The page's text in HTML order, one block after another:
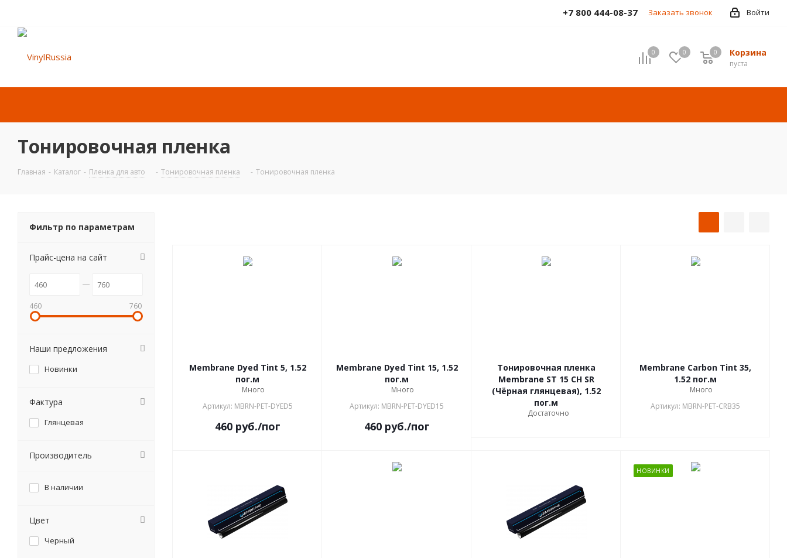
Войти
+7 800 444-08-37 Заказать звонок
0 0 Корзина
пуста
0
Тонировочная пленка
Главная - Каталог - Пленка для авто - Тонировочная пленка - Тонировочная пленка
Membrane Dyed Tint 5, 1.52
пог.м
Много
Артикул: MBRN-PET-DYED5
460руб./пог
Membrane Dyed Tint 15, 1.52
пог.м
Много
Артикул: MBRN-PET-DYED15
460руб./пог
Тонировочная пленка
Membrane ST 15 CH SR
(Чёрная глянцевая), 1.52
пог.м
Достаточно
Membrane Carbon Tint 35,
1.52 пог.м
Много
Артикул: MBRN-PET-CRB35
НОВИНКИ
Фильтр по параметрам
Прайс-цена на сайт
460 760
Наши предложения
Новинки
Фактура
Глянцевая
Производитель
В наличии
Цвет
Черный